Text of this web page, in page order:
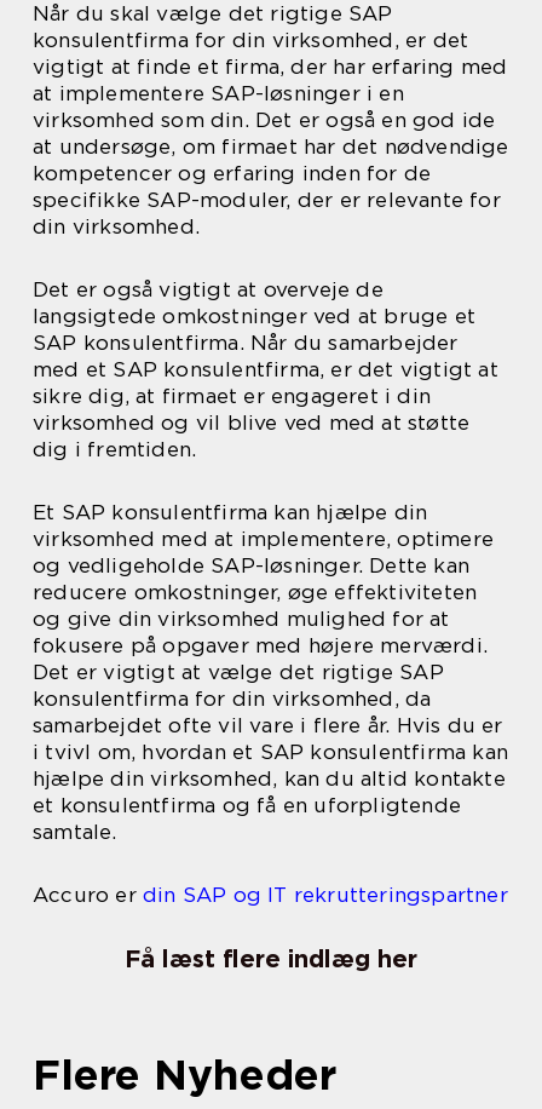
Når du skal vælge det rigtige SAP
konsulentfirma for din virksomhed, er det
vigtigt at finde et firma, der har erfaring med
at implementere SAP-løsninger i en
virksomhed som din. Det er også en god ide
at undersøge, om firmaet har det nødvendige
kompetencer og erfaring inden for de
specifikke SAP-moduler, der er relevante for
din virksomhed.
Det er også vigtigt at overveje de
langsigtede omkostninger ved at bruge et
SAP konsulentfirma. Når du samarbejder
med et SAP konsulentfirma, er det vigtigt at
sikre dig, at firmaet er engageret i din
virksomhed og vil blive ved med at støtte
dig i fremtiden.
Et SAP konsulentfirma kan hjælpe din
virksomhed med at implementere, optimere
og vedligeholde SAP-løsninger. Dette kan
reducere omkostninger, øge effektiviteten
og give din virksomhed mulighed for at
fokusere på opgaver med højere merværdi.
Det er vigtigt at vælge det rigtige SAP
konsulentfirma for din virksomhed, da
samarbejdet ofte vil vare i flere år. Hvis du er
i tvivl om, hvordan et SAP konsulentfirma kan
hjælpe din virksomhed, kan du altid kontakte
et konsulentfirma og få en uforpligtende
samtale.
Accuro er din SAP og IT rekrutteringspartner
Få læst flere indlæg her
Flere Nyheder